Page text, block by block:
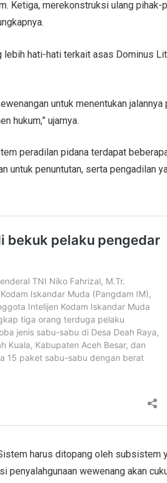
Ketiga, merekonstruksi ulang pihak-
lebih hati-hati terkait asas Dominus
untuk menentukan jalannya
hukum,” ujarnya.
peradilan pidana terdapat
untuk penuntutan, serta pengadilan
harus ditopang oleh subsistem
penyalahgunaan wewenang akan